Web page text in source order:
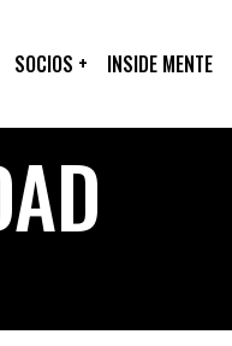
SOCIOS + INSIDE MENTE